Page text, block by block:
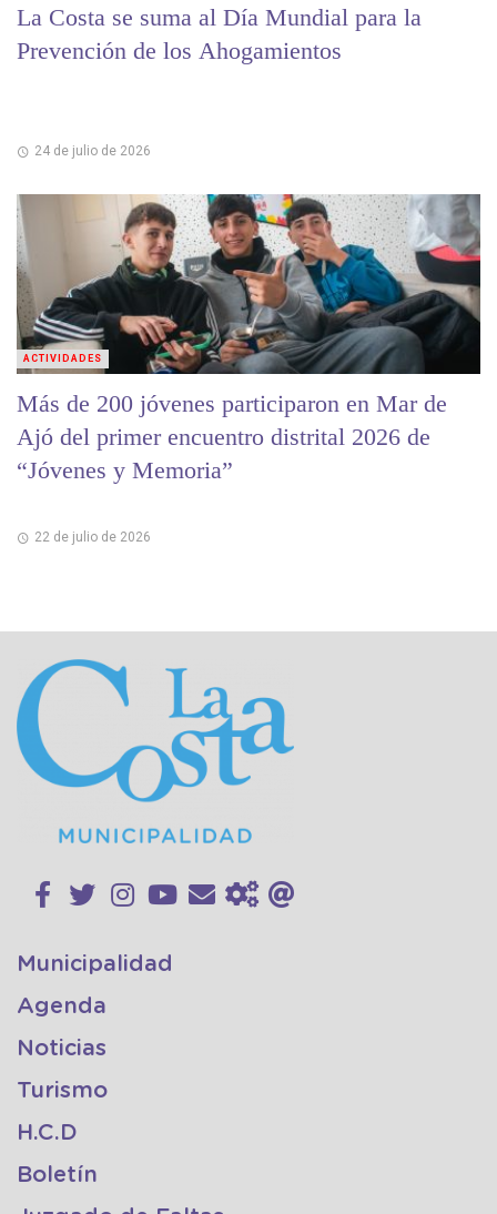
La Costa se suma al Día Mundial para la
Prevención de los Ahogamientos
24 de julio de 2026
Más de 200 jóvenes participaron en Mar de
Ajó del primer encuentro distrital 2026 de
“Jóvenes y Memoria”
22 de julio de 2026
ACTIVIDADES
Municipalidad
Agenda
Noticias
Turismo
H.C.D
Boletín